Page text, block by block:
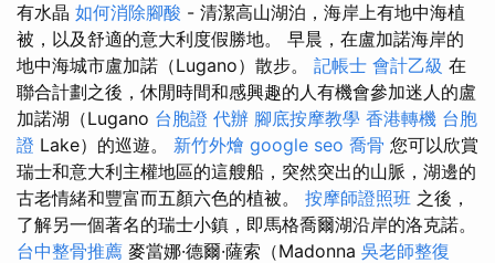
有水晶 如何消除腳酸 - 清潔高山湖泊，海岸上有地中海植
被，以及舒適的意大利度假勝地。 早晨，在盧加諾海岸的
地中海城市盧加諾（Lugano）散步。 記帳士 會計乙級 在
聯合計劃之後，休閒時間和感興趣的人有機會參加迷人的盧
加諾湖（Lugano 台胞證 代辦 腳底按摩教學 香港轉機 台胞
證 Lake）的巡遊。 新竹外燴 google seo 喬骨 您可以欣賞
瑞士和意大利主權地區的這艘船，突然突出的山脈，湖邊的
古老情緒和豐富而五顏六色的植被。 按摩師證照班 之後，
了解另一個著名的瑞士小鎮，即馬格喬爾湖沿岸的洛克諾。
台中整骨推薦 麥當娜·德爾·薩索（Madonna 吳老師整復